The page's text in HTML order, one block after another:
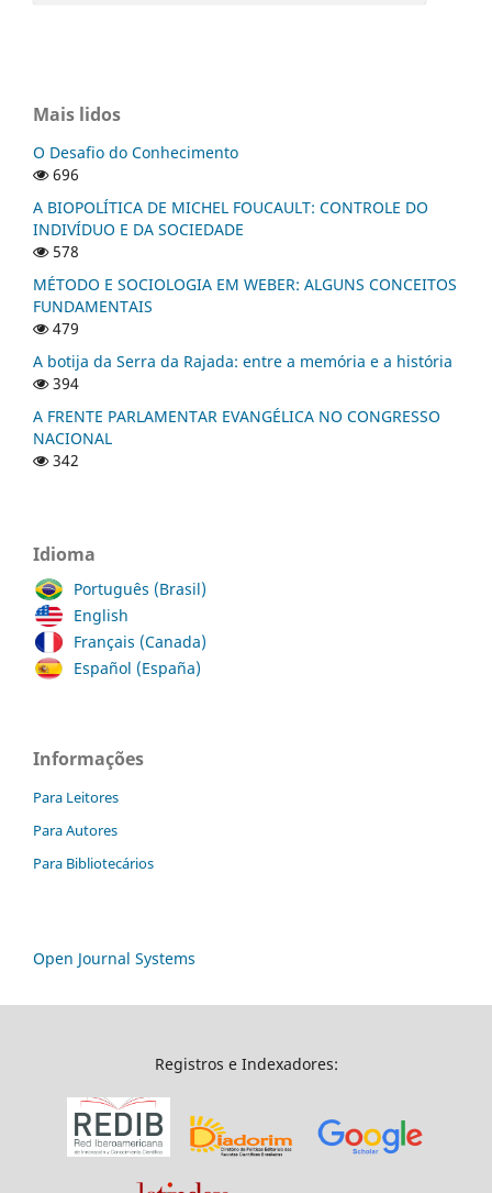
Mais lidos
O Desafio do Conhecimento
696
A BIOPOLÍTICA DE MICHEL FOUCAULT: CONTROLE DO
INDIVÍDUO E DA SOCIEDADE
578
MÉTODO E SOCIOLOGIA EM WEBER: ALGUNS CONCEITOS
FUNDAMENTAIS
479
A botija da Serra da Rajada: entre a memória e a história
394
A FRENTE PARLAMENTAR EVANGÉLICA NO CONGRESSO
NACIONAL
342
Idioma
Português (Brasil)
English
Français (Canada)
Español (España)
Informações
Para Leitores
Para Autores
Para Bibliotecários
Open Journal Systems
Registros e Indexadores: